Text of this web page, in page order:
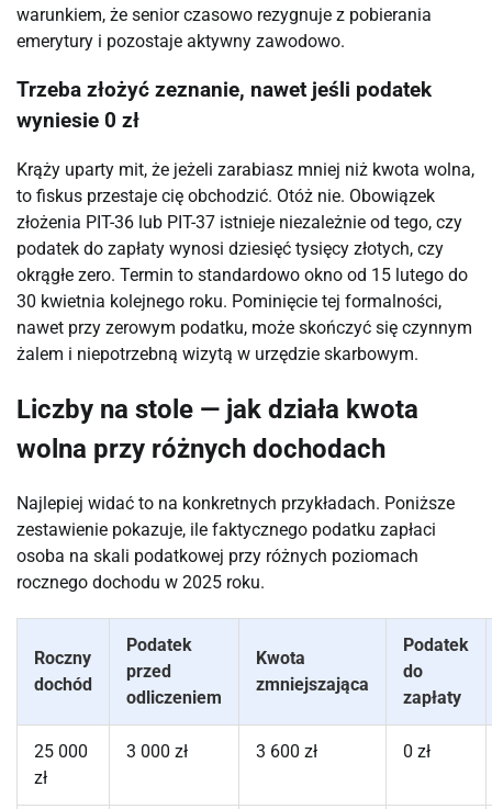
warunkiem, że senior czasowo rezygnuje z pobierania
emerytury i pozostaje aktywny zawodowo.
Trzeba złożyć zeznanie, nawet jeśli podatek
wyniesie 0 zł
Krąży uparty mit, że jeżeli zarabiasz mniej niż kwota wolna,
to fiskus przestaje cię obchodzić. Otóż nie. Obowiązek
złożenia PIT-36 lub PIT-37 istnieje niezależnie od tego, czy
podatek do zapłaty wynosi dziesięć tysięcy złotych, czy
okrągłe zero. Termin to standardowo okno od 15 lutego do
30 kwietnia kolejnego roku. Pominięcie tej formalności,
nawet przy zerowym podatku, może skończyć się czynnym
żalem i niepotrzebną wizytą w urzędzie skarbowym.
Liczby na stole — jak działa kwota
wolna przy różnych dochodach
Najlepiej widać to na konkretnych przykładach. Poniższe
zestawienie pokazuje, ile faktycznego podatku zapłaci
osoba na skali podatkowej przy różnych poziomach
rocznego dochodu w 2025 roku.
Roczny
dochód
Podatek
przed
odliczeniem
Kwota
zmniejszająca
Podatek
do
zapłaty
25 000
zł
3 000 zł 3 600 zł 0 zł